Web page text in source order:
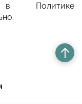
в Политике